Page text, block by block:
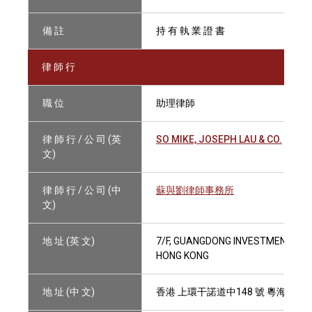
備 註 持 有 執 業 證 書
律 師 行
職 位 助理律師
律 師 行 / 公 司 (英
文)
SO MIKE, JOSEPH LAU & CO.
律 師 行 / 公 司 (中
文)
蘇與劉律師事務所
地 址 (英 文)
7/F, GUANGDONG INVESTMENT
HONG KONG
地 址 (中 文) 香港 上環干諾道中148 號 粵海投資